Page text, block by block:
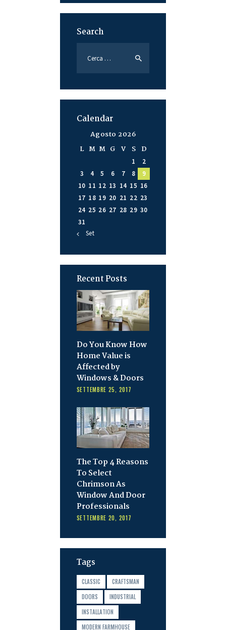
Search
Calendar
Agosto 2026
L M M G V S D
1
2
3
4 5 6 7 8
9
10 11 12 13 14 15 16
17 18 19 20 21 22 23
24 25 26 27 28 29 30
31
« Set
Recent Posts
Do You Know How
Home Value is
Affected by
Windows & Doors
SETTEMBRE 25, 2017
The Top 4 Reasons
To Select
Chrimson As
Window And Door
Professionals
SETTEMBRE 20, 2017
Tags
CLASSIC
CRAFTSMAN
DOORS
INDUSTRIAL
INSTALLATION
MODERN FARMHOUSE